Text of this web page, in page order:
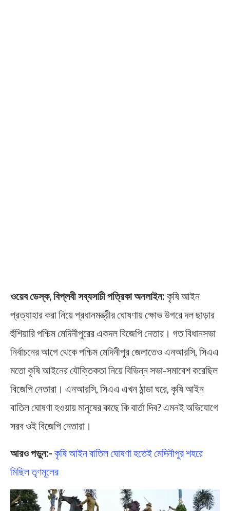
ওয়েব ডেস্ক, বিপ্লবী সব্যসাচী পত্রিকা অনলাইন: কৃষি আইন
প্রত্যাহার করা নিয়ে প্রধানমন্ত্রীর ঘোষণায় ক্ষোভ উগরে দল ছাড়ার
হুঁশিয়ারি পশ্চিম মেদিনীপুরের একদল বিজেপি নেতার। গত বিধানসভা
নির্বাচনের আগে থেকে পশ্চিম মেদিনীপুর জেলাতেও এনআরসি, সিএএ
মতো কৃষি আইনের যৌক্তিকতা নিয়ে বিভিন্ন সভা-সমাবেশ করেছিল
বিজেপি নেতারা। এনআরসি, সিএএ এখন ঠান্ডা ঘরে, কৃষি আইন
বাতিল ঘোষণা হওয়ায় মানুষের কাছে কি বার্তা দিব? এমনই অভিযোগে
সরব ওই বিজেপি নেতারা।
আরও পড়ুন:- কৃষি আইন বাতিল ঘোষণা হতেই মেদিনীপুর শহরে
মিছিল তৃণমূলের